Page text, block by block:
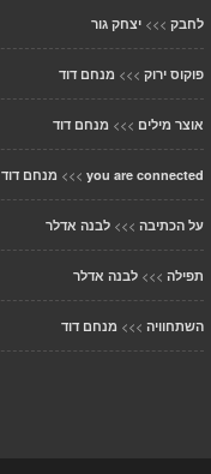
לחבק >>> יצחק גור
פוקוס ירוק >>> מנחם דוד
אוצר מילים >>> מנחם דוד
you are connected
>>> מנחם דוד
על הכתיבה >>> לבנה אדלר
תפילה >>> לבנה אדלר
השתחוויה >>> מנחם דוד